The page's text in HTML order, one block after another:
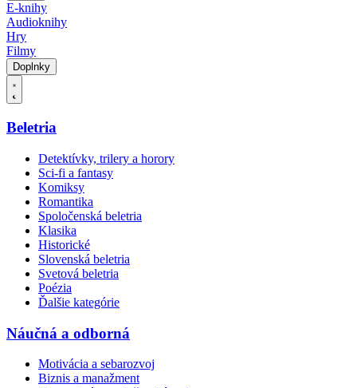
E-knihy
Audioknihy
Hry
Filmy
Doplnky
Beletria
Detektívky, trilery a horory
Sci-fi a fantasy
Komiksy
Romantika
Spoločenská beletria
Klasika
Historické
Slovenská beletria
Svetová beletria
Poézia
Ďalšie kategórie
Náučná a odborná
Motivácia a sebarozvoj
Biznis a manažment